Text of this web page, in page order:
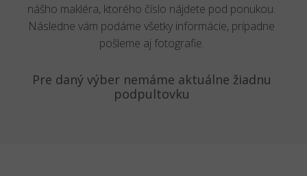
nášho makléra, ktorého číslo nájdete pod ponukou.
Následne vám podáme všetky informácie, prípadne
pošleme aj fotografie.
Pre daný výber nemáme aktuálne žiadnu
podpultovku